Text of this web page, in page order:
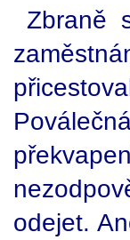
Zbraně
odejet.